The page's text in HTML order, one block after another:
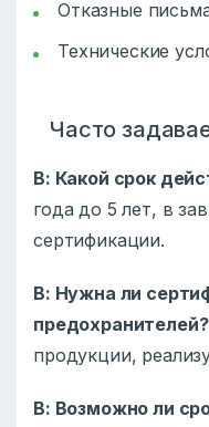
Отказные
Технические
Часто
В: Какой срок
года до 5 лет, в
сертификации.
В: Нужна ли
предохранителей?
продукции,
В: Возможно ли